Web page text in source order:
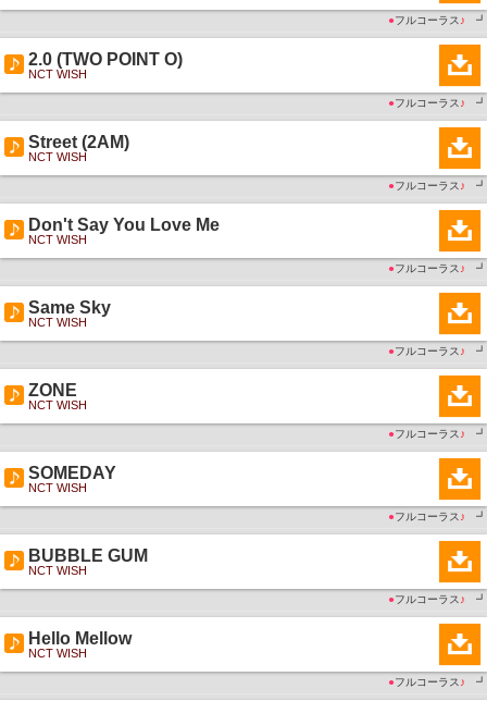
●フルコーラス ♪ ┛
2.0 (TWO POINT O)
NCT WISH
●フルコーラス ♪ ┛
Street (2AM)
NCT WISH
●フルコーラス ♪ ┛
Don't Say You Love Me
NCT WISH
●フルコーラス ♪ ┛
Same Sky
NCT WISH
●フルコーラス ♪ ┛
ZONE
NCT WISH
●フルコーラス ♪ ┛
SOMEDAY
NCT WISH
●フルコーラス ♪ ┛
BUBBLE GUM
NCT WISH
●フルコーラス ♪ ┛
Hello Mellow
NCT WISH
●フルコーラス ♪ ┛